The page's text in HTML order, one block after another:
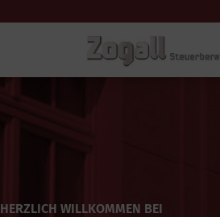
HERZLICH WILLKOMMEN BEI